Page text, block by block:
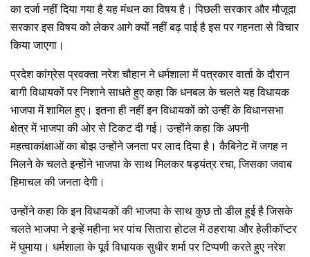
का दर्जा नहीं दिया गया है यह मंथन का विषय है। पिछली सरकार और मौजूदा
सरकार इस विषय को लेकर आगे क्यों नहीं बढ़ पाई है इस पर गहनता से विचार
किया जाएगा।
प्रदेश कांग्रेस प्रवक्ता नरेश चौहान ने धर्मशाला में पत्रकार वार्ता के दौरान
बागी विधायकों पर निशाने साधते हुए कहा कि धनबल के चलते यह विधायक
भाजपा में शामिल हुए। इतना ही नहीं इन विधायकों को उन्हीं के विधानसभा
क्षेत्र में भाजपा की ओर से टिकट दी गई। उन्होंने कहा कि अपनी
महत्वाकांक्षाओं का बोझ उन्होंने जनता पर लाद दिया है। कैबिनेट में जगह न
मिलने के चलते इन्होंने भाजपा के साथ मिलकर षड्यंत्र रचा, जिसका जवाब
हिमाचल की जनता देगी।
उन्होंने कहा कि इन विधायकों की भाजपा के साथ कुछ तो डील हुई है जिसके
चलते भाजपा ने इन्हें महीना भर पांच सितारा होटल में ठहराया और हेलीकॉप्टर
में घुमाया। धर्मशाला के पूर्व विधायक सुधीर शर्मा पर टिप्पणी करते हुए नरेश